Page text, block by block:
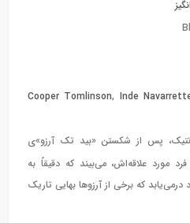
Cooper Tomlinson, Inde
پس از شکستن «بید تک آرزو»ی
مورد علاقه‌اش، می‌بیند که دقیقاً به
که برخی از آرزوها بهایی تاریک